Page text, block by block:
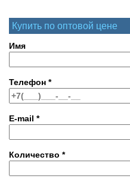
Купить по оптовой цене
Имя
Телефон *
E-mail *
Количество *